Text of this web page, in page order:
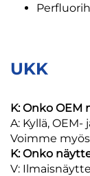
UKK
K: Onko OEM
A: Kyllä,
Voimme
K: Onko
V: